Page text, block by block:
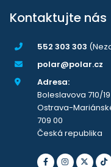
Kontaktujte nás
552 303 303
polar@polar.cz
Adresa:
Boleslavova 710/19
Ostrava-
709 00
Česká republika